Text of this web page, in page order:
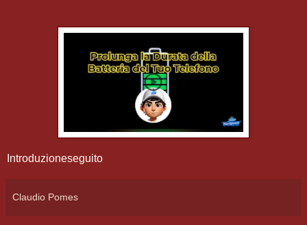
Introduzioneseguito
Claudio Pomes